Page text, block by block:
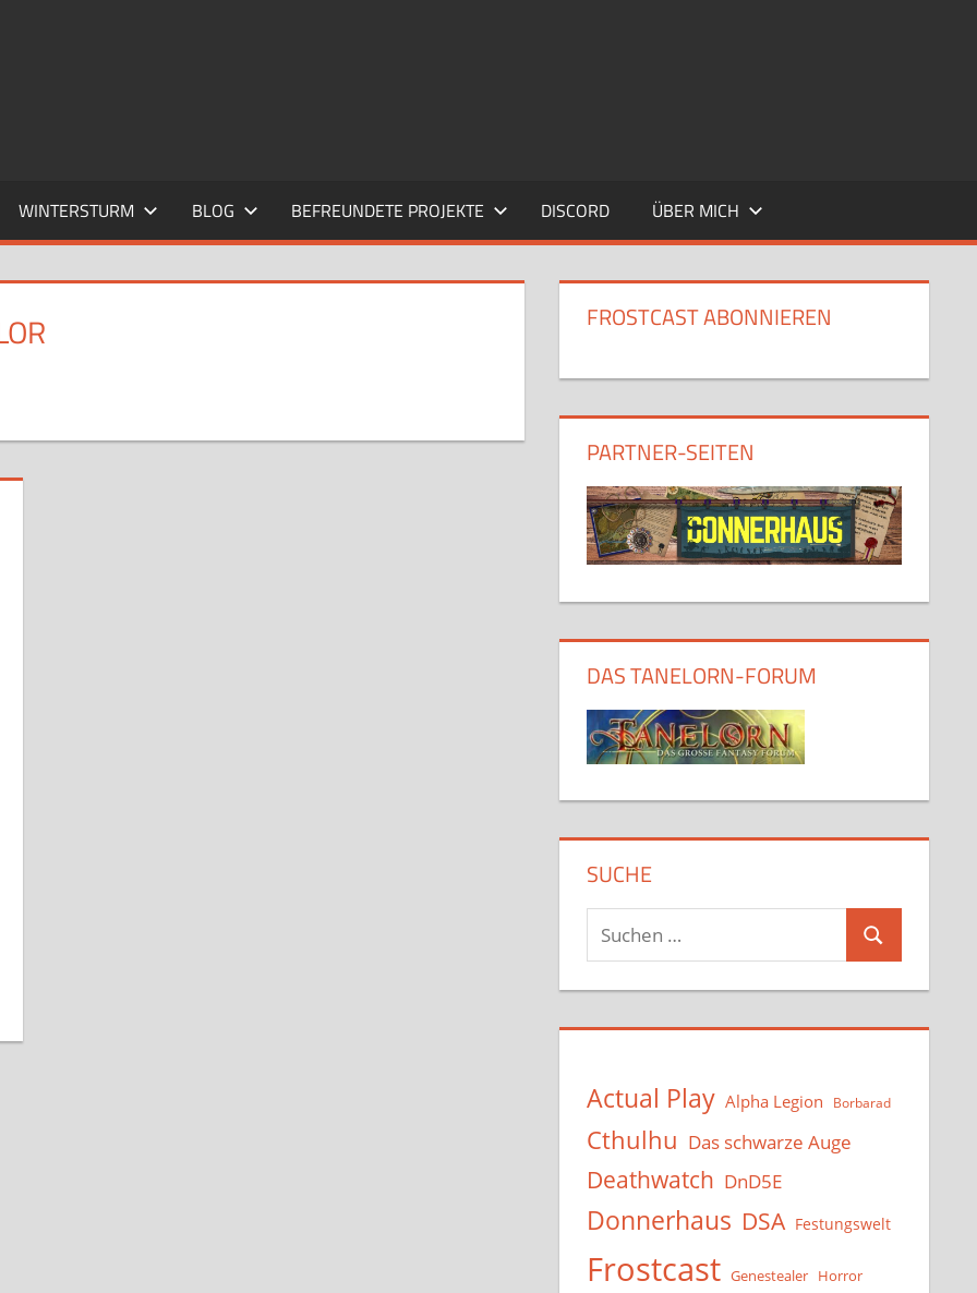
WINTERSTURM BLOG BEFREUNDETE PROJEKTE DISCORD ÜBER MICH
FROSTCAST ABONNIEREN
PARTNER-SEITEN
DAS TANELORN-FORUM
SUCHE
Suchen
nach:
Suchen
Actual Play Alpha Legion Borbarad
Cthulhu Das schwarze Auge
Deathwatch DnD5E
Donnerhaus DSA Festungswelt
Frostcast Genestealer Horror